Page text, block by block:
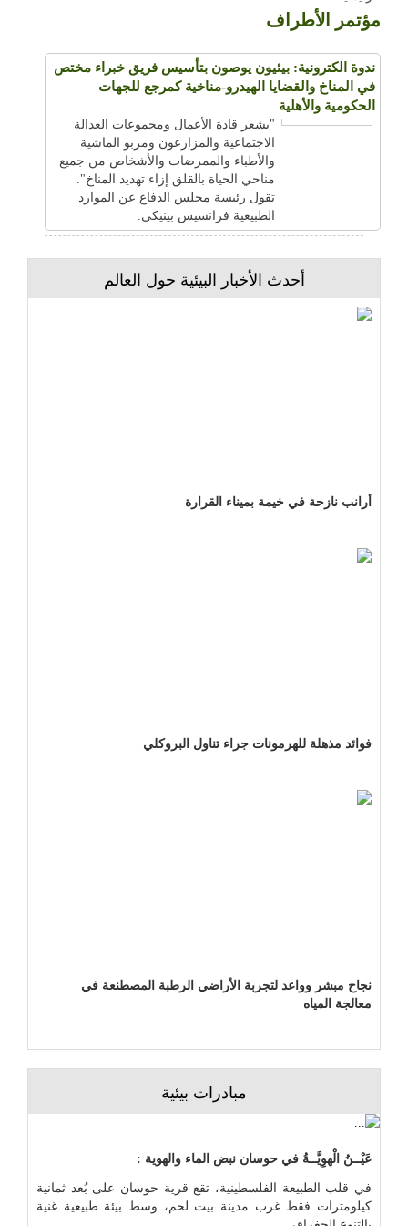
مؤتمر الأطراف
ندوة الكترونية: بيئيون يوصون بتأسيس فريق خبراء مختص
في المناخ والقضايا الهيدرو-مناخية كمرجع للجهات
الحكومية والأهلية
"يشعر قادة الأعمال ومجموعات العدالة
الاجتماعية والمزارعون ومربو الماشية
والأطباء والممرضات والأشخاص من جميع
مناحي الحياة بالقلق إزاء تهديد المناخ".
تقول رئيسة مجلس الدفاع عن الموارد
الطبيعية فرانسيس بينيكى.
أحدث الأخبار البيئية حول العالم
أرانب نازحة في خيمة بميناء القرارة
فوائد مذهلة للهرمونات جراء تناول البروكلي
نجاح مبشر وواعد لتجربة الأراضي الرطبة المصطنعة في
معالجة المياه
مبادرات بيئية
عَيْــنُ الْهوِيَّــةُ في حوسان نبض الماء والهوية :
في قلب الطبيعة الفلسطينية، تقع قرية حوسان على بُعد ثمانية
كيلومترات فقط غرب مدينة بيت لحم، وسط بيئة طبيعية غنية